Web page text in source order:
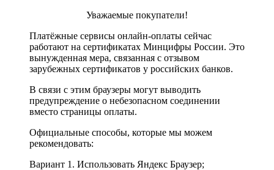
Уважаемые покупатели!
Платёжные сервисы онлайн-оплаты сейчас
работают на сертификатах Минцифры России. Это
вынужденная мера, связанная с отзывом
зарубежных сертификатов у российских банков.
В связи с этим браузеры могут выводить
предупреждение о небезопасном соединении
вместо страницы оплаты.
Официальные способы, которые мы можем
рекомендовать:
Вариант 1. Использовать Яндекс Браузер;